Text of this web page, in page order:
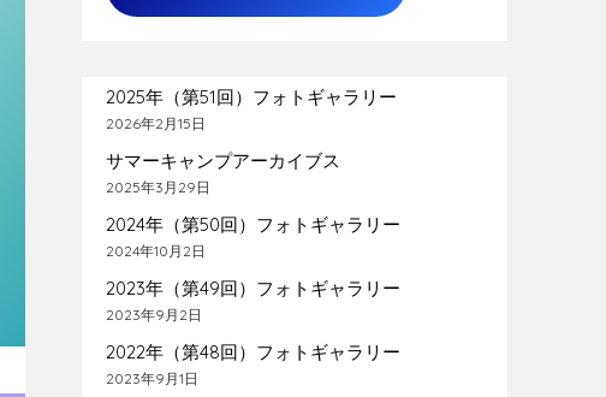
2025年（第51回）フォトギャラリー
2026年2月15日
サマーキャンプアーカイブス
2025年3月29日
2024年（第50回）フォトギャラリー
2024年10月2日
2023年（第49回）フォトギャラリー
2023年9月2日
2022年（第48回）フォトギャラリー
2023年9月1日